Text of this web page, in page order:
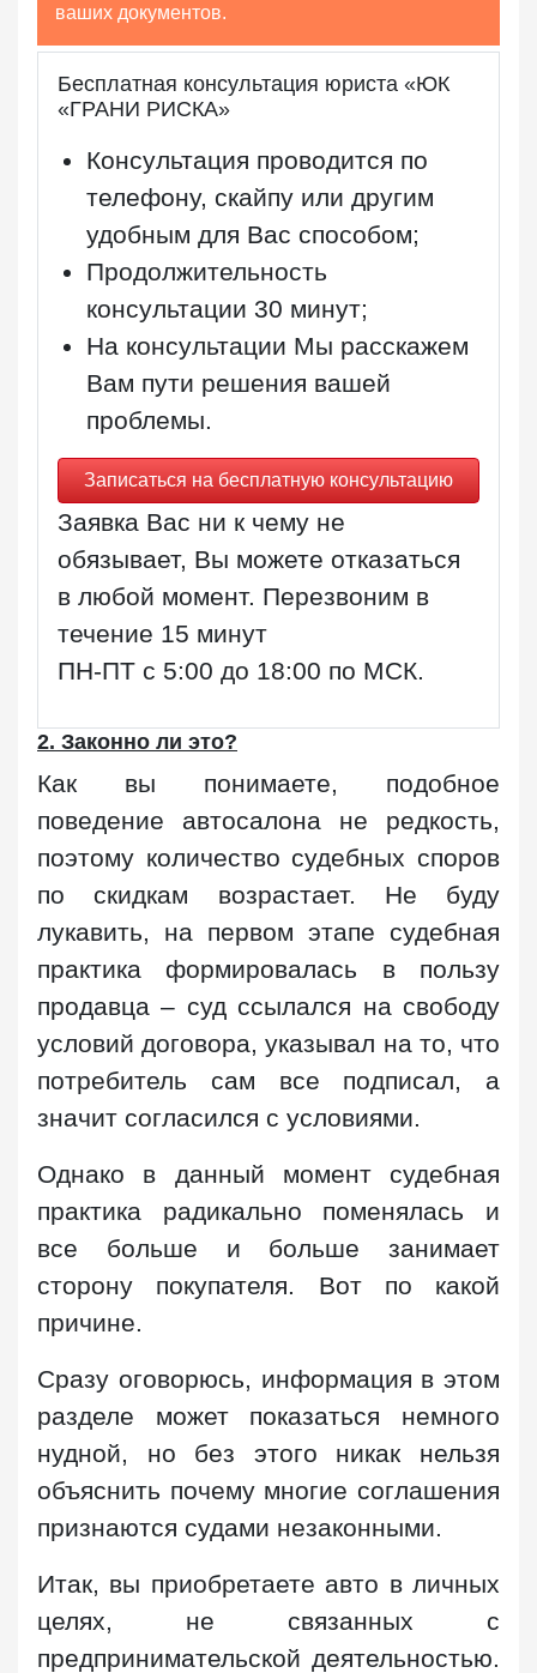
ваших документов.
Бесплатная консультация юриста «ЮК
«ГРАНИ РИСКА»
Консультация проводится по
телефону, скайпу или другим
удобным для Вас способом;
Продолжительность
консультации 30 минут;
На консультации Мы расскажем
Вам пути решения вашей
проблемы.
Записаться на бесплатную консультацию
Заявка Вас ни к чему не
обязывает, Вы можете отказаться
в любой момент. Перезвоним в
течение 15 минут
ПН-ПТ с 5:00 до 18:00 по МСК
2. Законно ли это?
Как вы понимаете, подобное
поведение автосалона не редкость,
поэтому количество судебных споров
по скидкам возрастает. Не буду
лукавить, на первом этапе судебная
практика формировалась в пользу
продавца – суд ссылался на свободу
условий договора, указывал на то, что
потребитель сам все подписал, а
значит согласился с условиями.
Однако в данный момент судебная
практика радикально поменялась и
все больше и больше занимает
сторону покупателя. Вот по какой
причине.
Сразу оговорюсь, информация в этом
разделе может показаться немного
нудной, но без этого никак нельзя
объяснить почему многие соглашения
признаются судами незаконными.
Итак, вы приобретаете авто в личных
целях, не связанных с
предпринимательской деятельностью.